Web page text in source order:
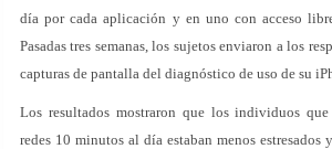
día por cada aplicación y en uno con acceso
Pasadas tres semanas, los sujetos enviaron a los
capturas de pantalla del diagnóstico de uso de su
Los resultados mostraron que los individuos
redes 10 minutos al día estaban menos estresados